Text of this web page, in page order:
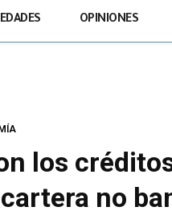
OPINIONES
los
no